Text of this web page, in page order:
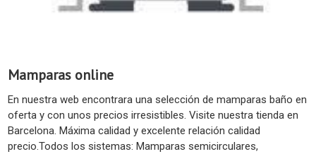
Mamparas online
En nuestra web encontrara una selección de mamparas baño en
oferta y con unos precios irresistibles. Visite nuestra tienda en
Barcelona. Máxima calidad y excelente relación calidad
precio.Todos los sistemas: Mamparas semicirculares,